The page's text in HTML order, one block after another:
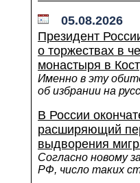
05.08.2026
Президент
о торжествах в
монастыря в
Именно в эту
об избрании на
В России
расширяющий
выдворения
Согласно новому
РФ, число таких